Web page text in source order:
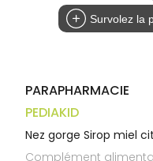
Survolez la
PARAPHARMACIE
PEDIAKID
Nez gorge Sirop miel
Complément